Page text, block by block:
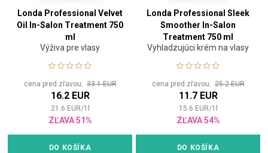
Londa Professional Velvet
Oil In-Salon Treatment 750
ml
Výživa pre vlasy
cena pred zľavou:33.1 EUR
16.2 EUR
21.6 EUR/1
ZĽAVA 51%
DO KOŠÍKA
Londa Professional Sleek
Smoother In-Salon
Treatment 750 ml
Vyhladzujúci krém na vlasy
cena pred zľavou:25.2 EUR
11.7 EUR
15.6 EUR/1
ZĽAVA 54%
DO KOŠÍKA